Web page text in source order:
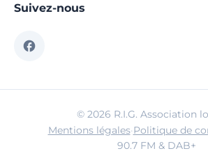
Suivez-nous
© 2026 R.I.G. Association
Mentions légales·Politique de
90.7 FM & DAB+